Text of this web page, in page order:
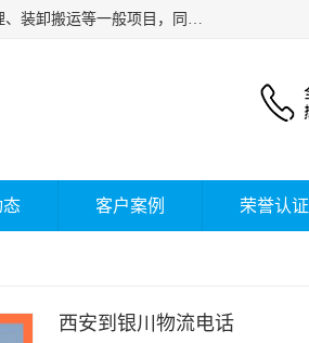
西安福鸿祥物流有限公司成立于2021年，位于陕西省西安市灞桥区，公司主要从事国内货物运输代理、装卸搬运等一般项目，同时具备道路货物运输（不含危险货物）的许可资质。凭借专业的物流服务和*的运输能力，公司致力于为客户提供安全、可靠的物流解决方案，满足多样化的运输需求，助力企业*运营。
态 客户案例 荣誉认证
西安到银川物流电话